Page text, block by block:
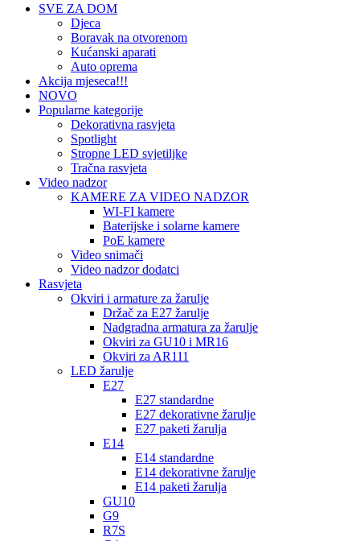
SVE ZA DOM
Djeca
Boravak na otvorenom
Kućanski aparati
Auto oprema
Akcija mjeseca!!!
NOVO
Popularne kategorije
Dekorativna rasvjeta
Spotlight
Stropne LED svjetiljke
Tračna rasvjeta
Video nadzor
KAMERE ZA VIDEO NADZOR
WI-FI kamere
Baterijske i solarne kamere
PoE kamere
Video snimači
Video nadzor dodatci
Rasvjeta
Okviri i armature za žarulje
Držač za E27 žarulje
Nadgradna armatura za žarulje
Okviri za GU10 i MR16
Okviri za AR111
LED žarulje
E27
E27 standardne
E27 dekorativne žarulje
E27 paketi žarulja
E14
E14 standardne
E14 dekorativne žarulje
E14 paketi žarulja
GU10
G9
R7S